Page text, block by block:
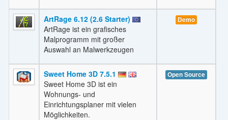
ArtRage 6.12 (2.6 Starter)
ArtRage ist ein grafisches
Malprogramm mit großer
Auswahl an Malwerkzeugen
Demo
Sweet Home 3D 7.5.1
Sweet Home 3D ist ein
Wohnungs- und
Einrichtungsplaner mit vielen
Möglichkeiten.
Open Source